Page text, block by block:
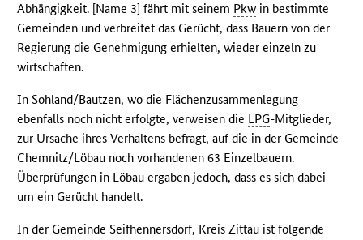
Abhängigkeit. [Name 3] fährt mit seinem Pkw in bestimmte
Gemeinden und verbreitet das Gerücht, dass Bauern von der
Regierung die Genehmigung erhielten, wieder einzeln zu
wirtschaften.
In Sohland/Bautzen, wo die Flächenzusammenlegung
ebenfalls noch nicht erfolgte, verweisen die LPG-Mitglieder,
zur Ursache ihres Verhaltens befragt, auf die in der Gemeinde
Chemnitz/Löbau noch vorhandenen 63 Einzelbauern.
Überprüfungen in Löbau ergaben jedoch, dass es sich dabei
um ein Gerücht handelt.
In der Gemeinde Seifhennersdorf, Kreis Zittau ist folgende